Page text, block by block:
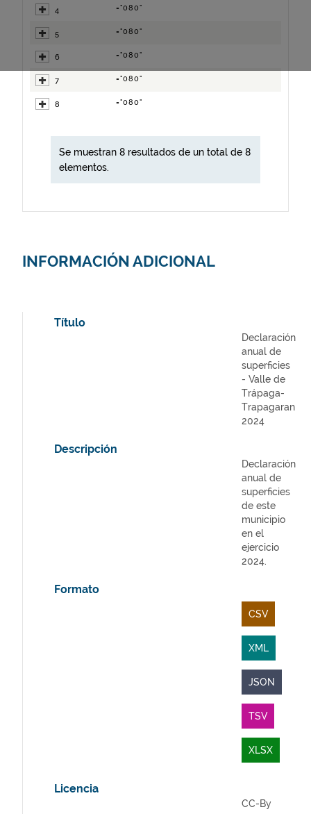
4 ="080"
5 ="080"
6 ="080"
7 ="080"
8 ="080"
Se muestran 8 resultados de un total de 8
elementos.
INFORMACIÓN ADICIONAL
Título
Declaración
anual de
superficies
- Valle de
Trápaga-
Trapagaran
2024
Descripción
Declaración
anual de
superficies
de este
municipio
en el
ejercicio
2024.
Formato
CSV
XML
JSON
TSV
XLSX
Licencia
CC-By